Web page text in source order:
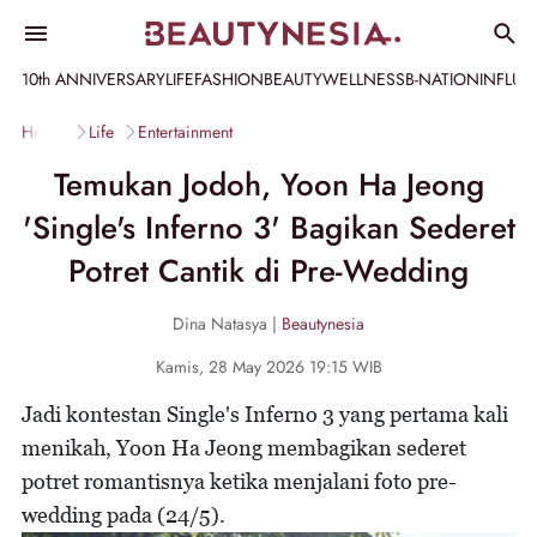
10th ANNIVERSARYLIFEFASHIONBEAUTYWELLNESSB-NATION
Home Life Entertainment
Temukan Jodoh, Yoon Ha Jeong
'Single's Inferno 3' Bagikan Sederet
Potret Cantik di Pre-Wedding
Dina Natasya | Beautynesia
Kamis, 28 May 2026 19:15 WIB
Jadi kontestan Single's Inferno 3 yang pertama kali
menikah, Yoon Ha Jeong membagikan sederet
potret romantisnya ketika menjalani foto pre-
wedding pada (24/5).